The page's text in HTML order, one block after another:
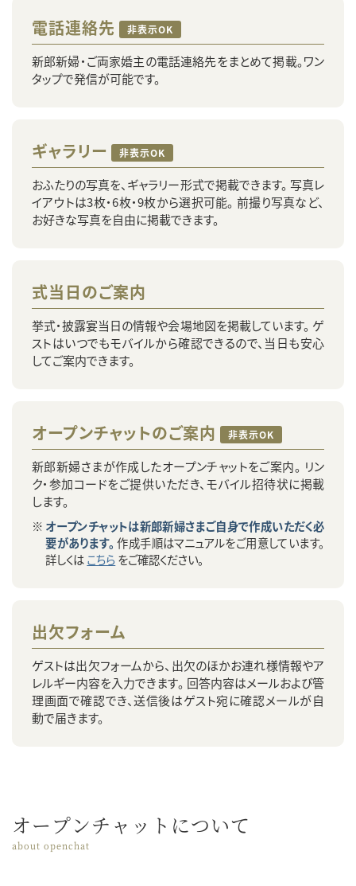
電話連絡先 非表示OK
新郎新婦・ご両家婚主の電話連絡先をまとめて掲載。ワン
タップで発信が可能です。
ギャラリー 非表示OK
おふたりの写真を、ギャラリー形式で掲載できます。 写真レ
イアウトは3枚・6枚・9枚から選択可能。 前撮り写真など、
お好きな写真を自由に掲載できます。
式当日のご案内
挙式・披露宴当日の情報や会場地図を掲載しています。 ゲ
ストはいつでもモバイルから確認できるので、当日も安心
してご案内できます。
オープンチャットのご案内 非表示OK
新郎新婦さまが作成したオープンチャットをご案内。 リン
ク・参加コードをご提供いただき、モバイル招待状に掲載
します。
オープンチャットは新郎新婦さまご自身で作成いただく必
要があります。作成手順はマニュアルをご用意しています。
詳しくはこちら をご確認ください。
出欠フォーム
ゲストは出欠フォームから、出欠のほかお連れ様情報やア
レルギー内容を入力できます。 回答内容はメールおよび管
理画面で確認でき、送信後はゲスト宛に確認メールが自
動で届きます。
オープンチャットについて
about openchat